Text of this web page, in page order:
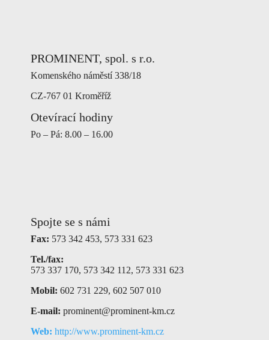
PROMINENT, spol. s r.o.
Komenského náměstí 338/18
CZ-767 01 Kroměříž
Otevírací hodiny
Po – Pá: 8.00 – 16.00
Spojte se s námi
Fax: 573 342 453, 573 331 623
Tel./fax:
573 337 170, 573 342 112, 573 331 623
Mobil: 602 731 229, 602 507 010
E-mail: prominent@prominent-km.cz
Web: http://www.prominent-km.cz